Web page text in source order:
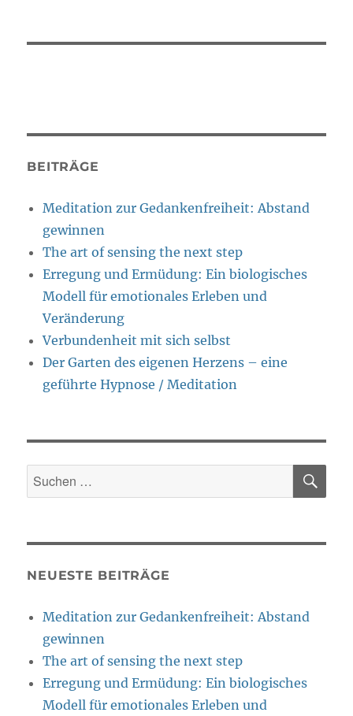
BEITRÄGE
Meditation zur Gedankenfreiheit: Abstand
gewinnen
The art of sensing the next step
Erregung und Ermüdung: Ein biologisches
Modell für emotionales Erleben und
Veränderung
Verbundenheit mit sich selbst
Der Garten des eigenen Herzens – eine
geführte Hypnose / Meditation
Suche
nach:
NEUESTE BEITRÄGE
Meditation zur Gedankenfreiheit: Abstand
gewinnen
The art of sensing the next step
Erregung und Ermüdung: Ein biologisches
Modell für emotionales Erleben und